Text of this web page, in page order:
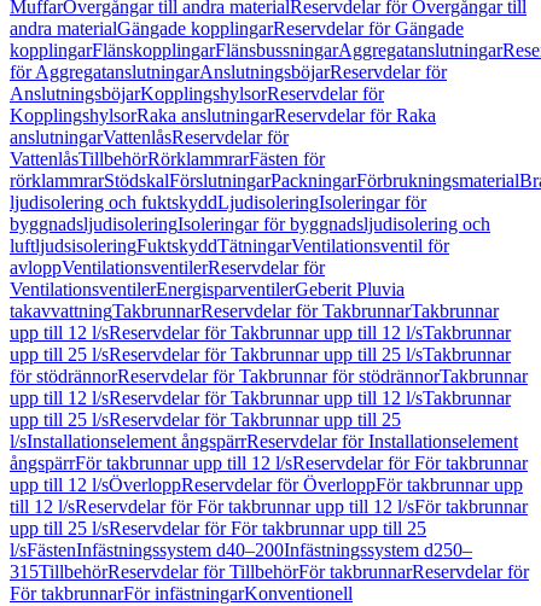
MuffarÖvergångar till andra materialReservdelar för Övergångar till
andra materialGängade kopplingarReservdelar för Gängade
kopplingarFlänskopplingarFlänsbussningarAggregatanslutningar
för AggregatanslutningarAnslutningsböjarReservdelar för
AnslutningsböjarKopplingshylsorReservdelar för
KopplingshylsorRaka anslutningarReservdelar för Raka
anslutningarVattenlåsReservdelar för
VattenlåsTillbehörRörklammrarFästen för
rörklammrarStödskalFörslutningarPackningarFörbrukningsmaterial
ljudisolering och fuktskyddLjudisoleringIsoleringar för
byggnadsljudisoleringIsoleringar för byggnadsljudisolering och
luftljudsisoleringFuktskyddTätningarVentilationsventil för
avloppVentilationsventilerReservdelar för
VentilationsventilerEnergisparventilerGeberit Pluvia
takavvattningTakbrunnarReservdelar för TakbrunnarTakbrunnar
upp till 12 l/sReservdelar för Takbrunnar upp till 12 l/sTakbrunnar
upp till 25 l/sReservdelar för Takbrunnar upp till 25 l/sTakbrunnar
för stödrännorReservdelar för Takbrunnar för stödrännorTakbrunnar
upp till 12 l/sReservdelar för Takbrunnar upp till 12 l/sTakbrunnar
upp till 25 l/sReservdelar för Takbrunnar upp till 25
l/sInstallationselement ångspärrReservdelar för Installationselement
ångspärrFör takbrunnar upp till 12 l/sReservdelar för För takbrunnar
upp till 12 l/sÖverloppReservdelar för ÖverloppFör takbrunnar upp
till 12 l/sReservdelar för För takbrunnar upp till 12 l/sFör takbrunnar
upp till 25 l/sReservdelar för För takbrunnar upp till 25
l/sFästenInfästningssystem d40–200Infästningssystem d250–
315TillbehörReservdelar för TillbehörFör takbrunnarReservdelar för
För takbrunnarFör infästningarKonventionell